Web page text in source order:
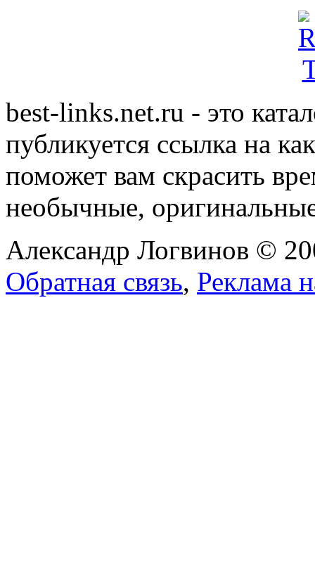
best-links.net.ru - это
публикуется ссылка на
поможет вам скрасить
необычные,
Александр Логвинов ©
Обратная связь, Реклама